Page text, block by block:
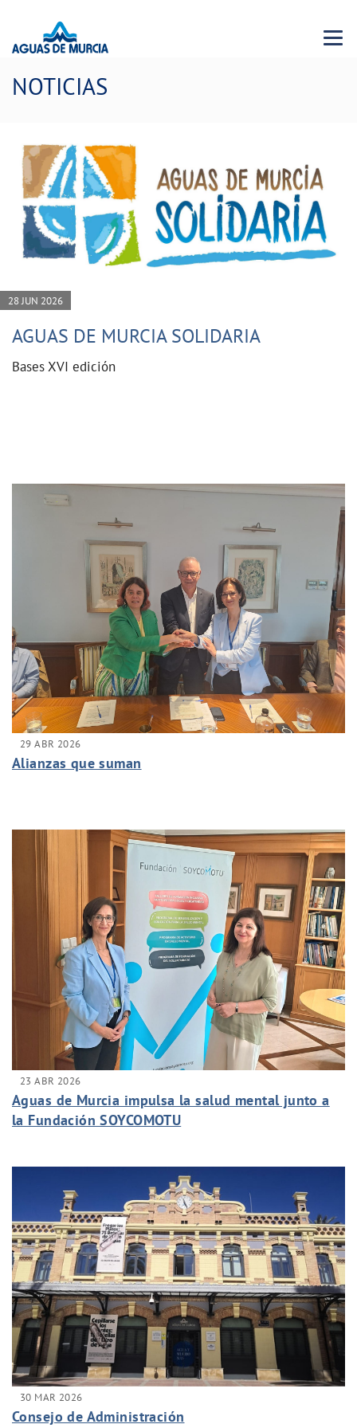
Menu
NOTICIAS
28 JUN 2026
AGUAS DE MURCIA SOLIDARIA
Bases XVI edición
29 ABR 2026
Alianzas que suman
23 ABR 2026
Aguas de Murcia impulsa la salud mental junto a
la Fundación SOYCOMOTU
30 MAR 2026
Consejo de Administración